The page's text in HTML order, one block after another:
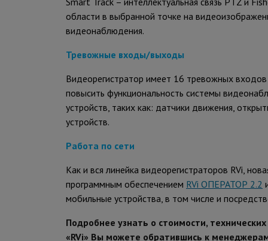
области в выбранной точке на
видеонаблюдения.
Тревожные входы/выходы
Видеорегистратор имеет 16 тревожных
повысить функциональность системы
устройств, таких как: датчики движения,
устройств.
Работа по сети
Как и вся линейка видеорегистраторов RVi,
программным обеспечением RVi ОПЕРАТОР 2.2
мобильные устройства, в том числе и
Подробнее узнать о стоимости,
«RVi» Вы можете обратившись к